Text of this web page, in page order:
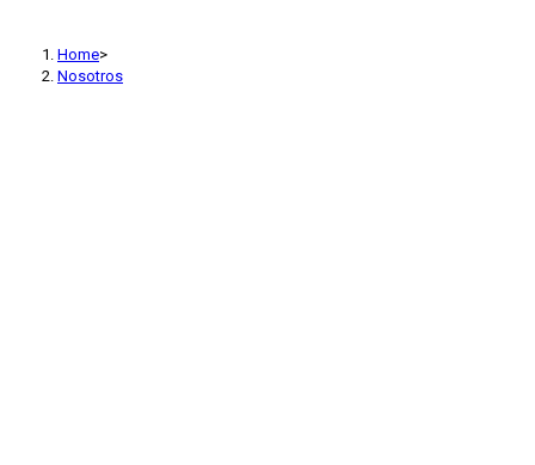
Home>
Nosotros